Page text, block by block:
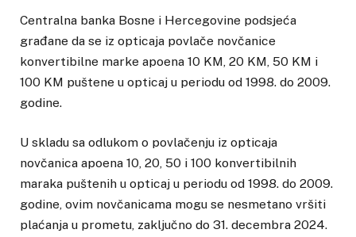
Centralna banka Bosne i Hercegovine podsjeća
građane da se iz opticaja povlače novčanice
konvertibilne marke apoena 10 KM, 20 KM, 50 KM i
100 KM puštene u opticaj u periodu od 1998. do 2009.
godine.
U skladu sa odlukom o povlačenju iz opticaja
novčanica apoena 10, 20, 50 i 100 konvertibilnih
maraka puštenih u opticaj u periodu od 1998. do 2009.
godine, ovim novčanicama mogu se nesmetano vršiti
plaćanja u prometu, zaključno do 31. decembra 2024.